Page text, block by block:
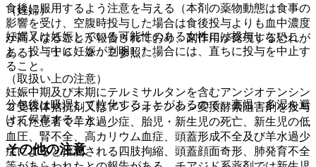
食後に服用するよう注意を与える（本剤の薬物動態は食事の
影響を受け、空腹時投与した場合は食後投与よりも血中濃度
が高くなることが報告されており、副作用が発現する恐れが
ある）〔１６．２．２参照〕。
（取扱い上の注意）
分包後は吸湿して軟化することがあるので、高温・多湿を避
けて保存すること。
その他の注意
（妊婦）
妊婦又は妊娠している可能性のある女性には投与しないこ
と。投与中に妊娠が判明した場合には、直ちに投与を中止す
ること。
妊娠中期及び末期にテルミサルタンを含むアンジオテンシン
２受容体拮抗剤又はアンジオテンシン変換酵素阻害剤を投与
された患者で羊水過少症、胎児・新生児の死亡、新生児の低
血圧、腎不全、高カリウム血症、頭蓋形成不全及び羊水過少
症によると推測される四肢拘縮、頭蓋顔面奇形、肺発育不全